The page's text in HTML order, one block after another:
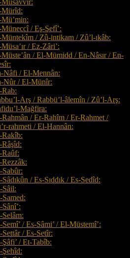
/ Eş-Şefî’:
/ Zû-intikam / Zû’l-ıkâb:
/ Ez-Zâri’:
/ El-Mümidd / En-Nâsır / En-
Nâfi / El-Mennân:
Nûr / El-Münîr:
Rab:
Arş / Rabbü’l-âlemîn / Zû’l-Arş:
Mağfira:
Rahmân / Er-Rahîm / Er-Rahmet /
rahmeti / El-Hannân:
Rakîb:
Râşîd:
Raûf:
Sabûr:
Sâdıkûn / Es-Sıddık / Es-Sedîd:
Sâil:
Samed:
Sânî’:
Selâm:
Semî’ / Es-Sâmi’ / El-Müstemî’:
Settâr / Es-Setîr:
Şâfi’ / Et-Tabîb:
Şehîd: